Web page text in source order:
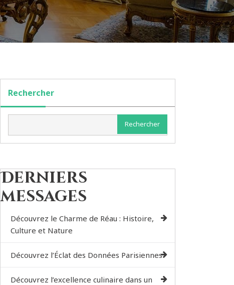
Rechercher
Rechercher
Derniers
messages
Découvrez le Charme de Réau : Histoire,
Culture et Nature
Découvrez l’Éclat des Données Parisiennes
Découvrez l’excellence culinaire dans un